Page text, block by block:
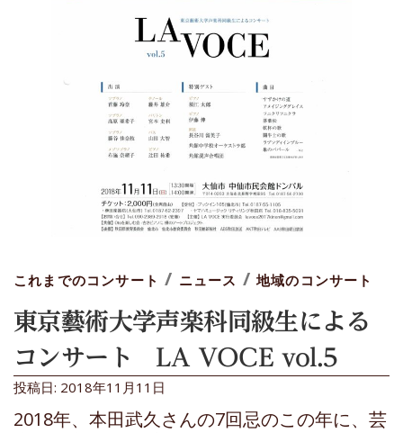
これまでのコンサート / ニュース /地域のコンサート
東京藝術大学声楽科同級生による
コンサート LA VOCE vol.5
投稿日: 2018年11月11日
2018年、本田武久さんの7回忌のこの年に、芸